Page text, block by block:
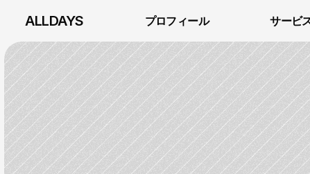
ALLDAYS プロフィール サービ